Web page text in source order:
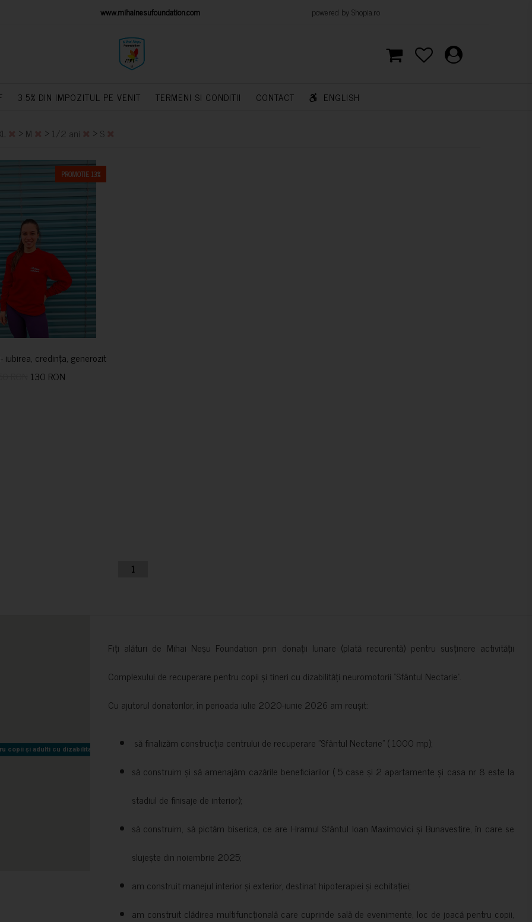
PLATFORM www.mihainesufoundation.com powered by Shopia.ro
3.5% DIN IMPOZITUL PE VENIT TERMENI SI CONDITII CONTACT ENGLISH
> M > 1/2 ani > S
PROMOTIE 13%
iubirea, credința, generozitatea vindecă
130 RON
CUMPARA
1
copii și adulti cu dizabilitati neuromotorii Sfântul Nectarie
copii și adulti cu dizabilitati neuromotorii Sfântul Nectarie
Fiți alături de Mihai Neșu Foundation prin donații lunare (plată recurentă) pentru susținere activității
Complexului de recuperare pentru copii și tineri cu dizabilități neuromotorii ”Sfântul Nectarie”.
Cu ajutorul donatorilor, în perioada iulie 2020-iunie 2026 am reușit:
să finalizăm construcția centrului de recuperare ”Sfântul Nectarie” ( 1000 mp);
să construim și să amenajăm cazările beneficiarilor ( 5 case și 2 apartamente și casa nr 8 este la
stadiul de finisaje de interior);
să construim, să pictăm biserica, ce are Hramul Sfântul Ioan Maximovici și Bunavestire, în care se
slujește din noiembrie 2025;
am construit manejul interior și exterior, destinat hipoterapiei și echitației;
am construit clădirea multifuncțională care cuprinde sală de evenimente, loc de joacă pentru copii,